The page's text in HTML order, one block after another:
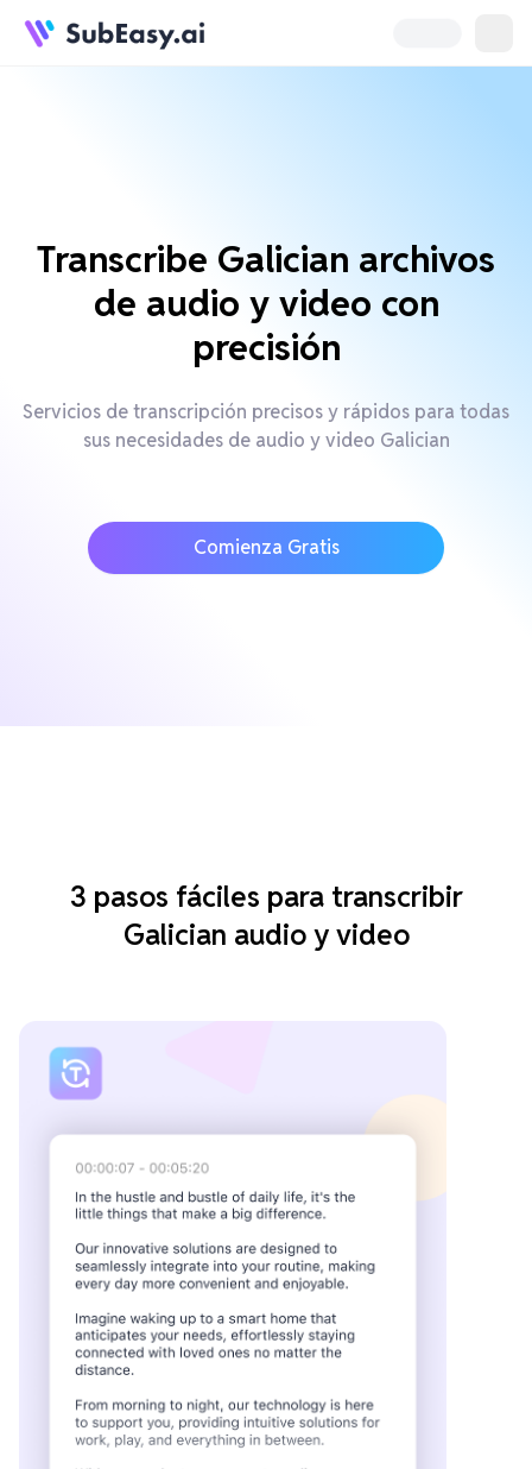
Transcribe Galician archivos
de audio y video con
precisión
Servicios de transcripción precisos y rápidos para todas
sus necesidades de audio y video Galician
Comienza Gratis
3 pasos fáciles para transcribir
Galician audio y video